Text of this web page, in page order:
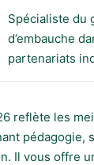
Spécialiste du
d’embauche
partenariats
reflète les
pédagogie,
Il vous offre